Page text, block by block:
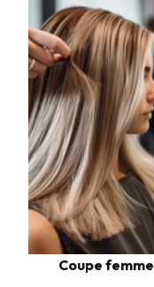
Coupe femme